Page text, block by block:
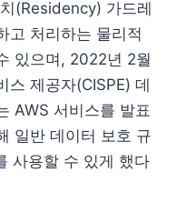
(Residency) 가드레
고 처리하는 물리적
있으며, 2022년 2월
스 제공자(CISPE) 데
AWS 서비스를 발표
일반 데이터 보호 규
사용할 수 있게 했다